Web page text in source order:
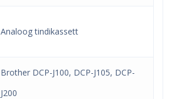
Analoog tindikassett
Brother DCP-J100, DCP-J105, DCP-
J200